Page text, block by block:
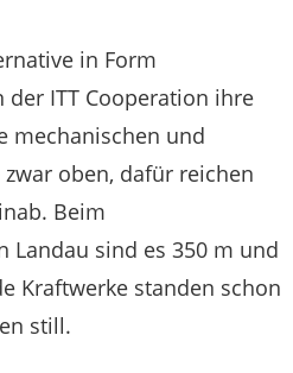
in Form
ITT Cooperation ihre
mechanischen und
oben, dafür reichen
Beim
Landau sind es 350 m und
Kraftwerke standen schon
still.